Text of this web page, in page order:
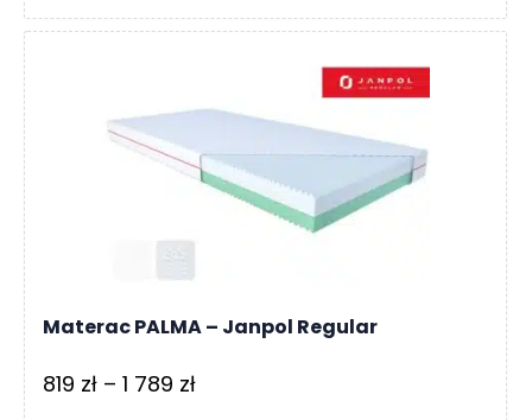
od
531 zł
Materac PALMA – Janpol Regular
819 zł – 1 789 złZakres